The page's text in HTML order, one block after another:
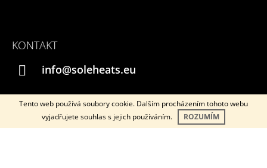
Tento web používá soubory cookie. Dalším procházením tohoto webu
vyjadřujete souhlas s jejich používáním.
ROZUMÍM
KONTAKT
info@soleheats.eu
InstagramYouTube